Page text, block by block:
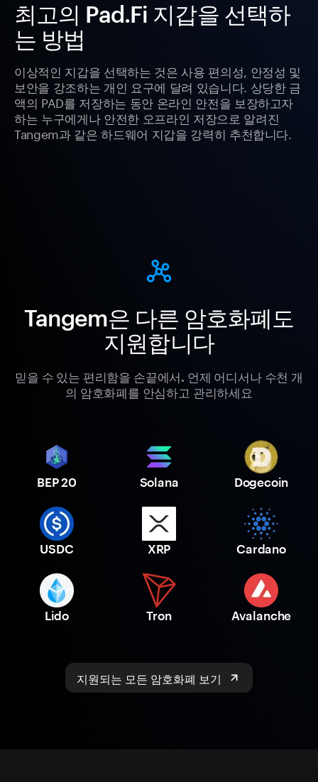
최고의 Pad.Fi 지갑을 선택하
는 방법
이상적인 지갑을 선택하는 것은 사용 편의성, 안정성 및
보안을 강조하는 개인 요구에 달려 있습니다. 상당한 금
액의 PAD를 저장하는 동안 온라인 안전을 보장하고자
하는 누구에게나 안전한 오프라인 저장으로 알려진
Tangem과 같은 하드웨어 지갑을 강력히 추천합니다.
Tangem은 다른 암호화폐도
지원합니다
믿을 수 있는 편리함을 손끝에서. 언제 어디서나 수천 개
의 암호화폐를 안심하고 관리하세요
BEP 20 Solana Dogecoin
USDC XRP Cardano
Lido Tron Avalanche
지원되는 모든 암호화폐 보기